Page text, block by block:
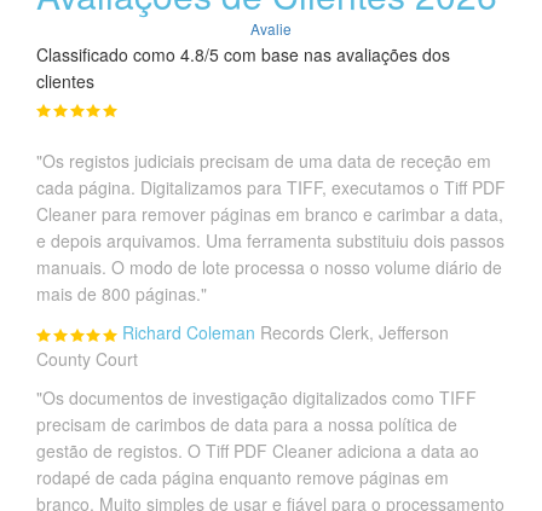
Avalie
Classificado como 4.8/5 com base nas avaliações dos
clientes
"Os registos judiciais precisam de uma data de receção em
cada página. Digitalizamos para TIFF, executamos o Tiff PDF
Cleaner para remover páginas em branco e carimbar a data,
e depois arquivamos. Uma ferramenta substituiu dois passos
manuais. O modo de lote processa o nosso volume diário de
mais de 800 páginas."
Richard Coleman Records Clerk, Jefferson
County Court
"Os documentos de investigação digitalizados como TIFF
precisam de carimbos de data para a nossa política de
gestão de registos. O Tiff PDF Cleaner adiciona a data ao
rodapé de cada página enquanto remove páginas em
branco. Muito simples de usar e fiável para o processamento